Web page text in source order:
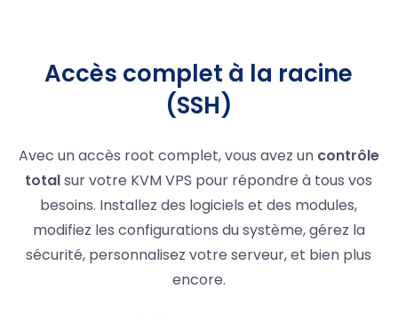
Accès complet à la racine
(SSH)
Avec un accès root complet, vous avez un contrôle
totalsur votre KVM VPS pour répondre à tous vos
besoins. Installez des logiciels et des modules,
modifiez les configurations du système, gérez la
sécurité, personnalisez votre serveur, et bien plus
encore.